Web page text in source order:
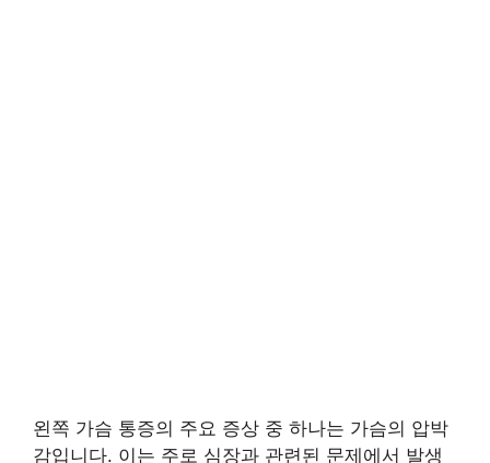
왼쪽 가슴 통증의 주요 증상 중 하나는 가슴의 압박
감입니다. 이는 주로 심장과 관련된 문제에서 발생